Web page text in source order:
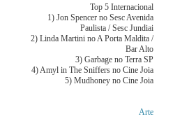
Top 5 Internacional
1) Jon Spencer no Sesc Avenida
Paulista / Sesc Jundiai
2) Linda Martini no A Porta Maldita /
Bar Alto
3) Garbage no Terra SP
4) Amyl in The Sniffers no Cine Joia
5) Mudhoney no Cine Joia
Arte